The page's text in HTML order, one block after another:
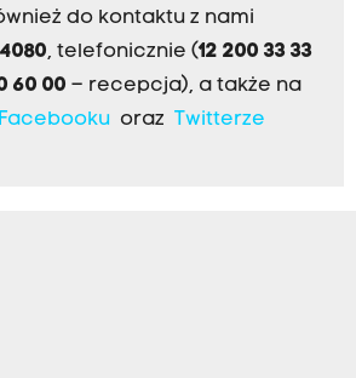
do kontaktu z nami
4080, telefonicznie (12 200 33 33
60 00 – recepcja), a także na
Facebookuoraz Twitterze